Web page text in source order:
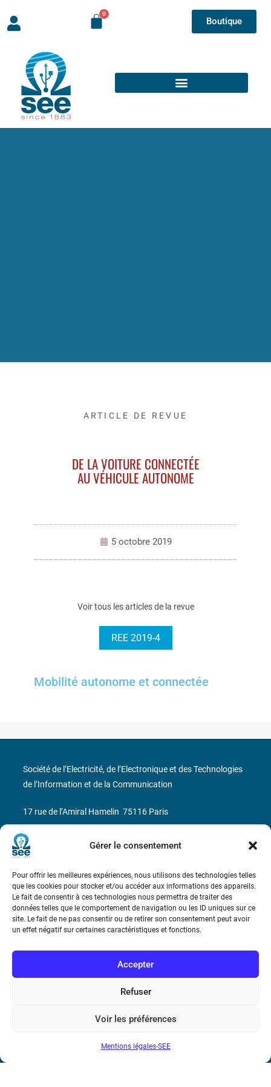
Gérer le consentement
Pour offrir les meilleures expériences, nous utilisons des technologies telles
que les cookies pour stocker et/ou accéder aux informations des appareils.
Le fait de consentir à ces technologies nous permettra de traiter des
données telles que le comportement de navigation ou les ID uniques sur ce
site. Le fait de ne pas consentir ou de retirer son consentement peut avoir
un effet négatif sur certaines caractéristiques et fonctions.
Accepter
Refuser
Voir les préférences
Mentions légales-SEE
Boutique
ARTICLE DE REVUE
DE LA VOITURE CONNECTÉE
AU VÉHICULE AUTONOME
5 octobre 2019
Voir tous les articles de la revue
REE 2019-4
Mobilité autonome et connectée
Bicentenaire des découvertes d’André-
Mentions légales
Société de l’Electricité, de l’Electronique et des Technologies
de l’Information et de la Communication
17 rue de l’Amiral Hamelin 75116 Paris
Métro : « Boissière » Ligne 6 et « Iéna » Ligne 9
N° de SIREN : 785 393 232, Code APE : 9412Z TVA intra-
communautaire : FR44 785 393 232